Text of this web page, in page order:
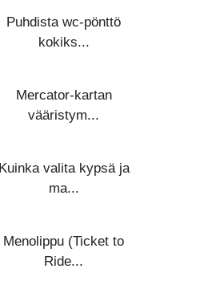
Puhdista wc-pönttö
kokiks...
Mercator-kartan
vääristym...
Kuinka valita kypsä ja
ma...
Menolippu (Ticket to
Ride...